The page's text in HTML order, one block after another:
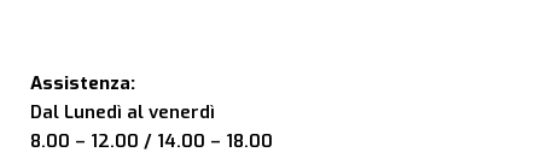
Assistenza:
Dal Lunedì al venerdì
8.00 – 12.00 / 14.00 – 18.00